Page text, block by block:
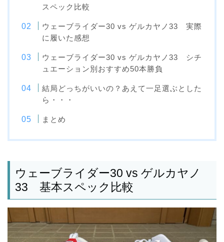
スペック比較
ウェーブライダー30 vs ゲルカヤノ33 実際
に履いた感想
ウェーブライダー30 vs ゲルカヤノ33 シチ
ュエーション別おすすめ50本勝負
結局どっちがいいの？あえて一足選ぶとした
ら・・・
まとめ
ウェーブライダー30 vs ゲルカヤノ
33 基本スペック比較